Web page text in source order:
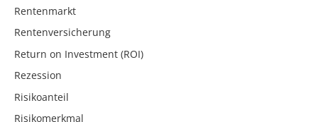
Rentenmarkt
Rentenversicherung
Return on Investment (ROI)
Rezession
Risikoanteil
Risikomerkmal